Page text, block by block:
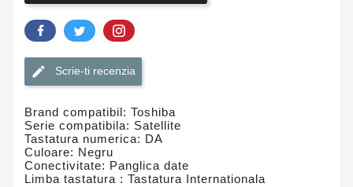
Scrie-ti recenzia
Brand compatibil: Toshiba
Serie compatibila: Satellite
Tastatura numerica: DA
Culoare: Negru
Conectivitate: Panglica date
Limba tastatura : Tastatura Internationala